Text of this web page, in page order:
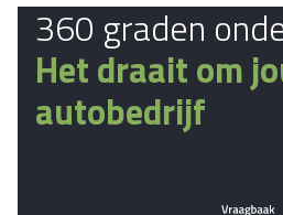
360 graden
Het draait om
autobedrijf